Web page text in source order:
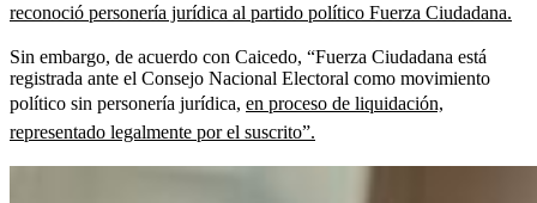
reconoció personería jurídica al partido político Fuerza Ciudadana.
Sin embargo, de acuerdo con Caicedo, “Fuerza Ciudadana está
registrada ante el Consejo Nacional Electoral como movimiento
político sin personería jurídica, en proceso de liquidación,
representado legalmente por el suscrito”.